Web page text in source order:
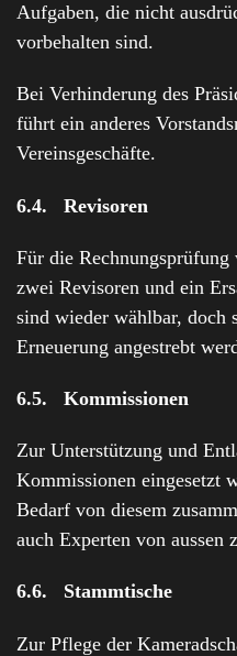
Aufgaben, die nicht
vorbehalten sind.
Bei Verhinderung des
führt ein anderes
Vereinsgeschäfte.
6.4. Revisoren
Für die
zwei Revisoren und ein
sind wieder wählbar, doch
Erneuerung angestrebt
6.5. Kommissionen
Zur Unterstützung und
Kommissionen eingesetzt
Bedarf von diesem
auch Experten von aussen
6.6. Stammtische
Zur Pflege der